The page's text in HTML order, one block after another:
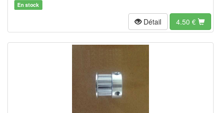
En stock
Détail 4.50 €